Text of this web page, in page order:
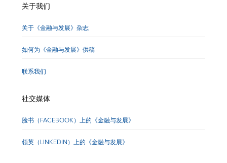
关于我们
关于《金融与发展》杂志
如何为《金融与发展》供稿
联系我们
社交媒体
脸书（FACEBOOK）上的《金融与发展》
领英（LINKEDIN）上的《金融与发展》